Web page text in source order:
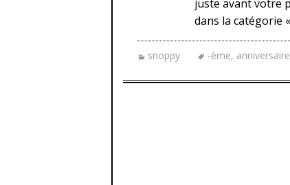
juste avant votre
dans la catégorie
snoppy -ème, anniversaire